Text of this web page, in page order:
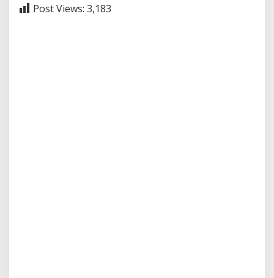
Post Views: 3,183